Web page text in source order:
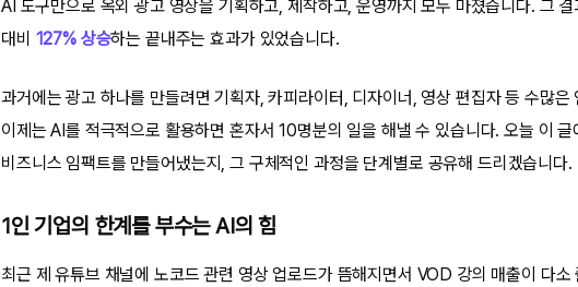
AI 도구만으로 옥외 광고 영상을 기획하고, 제작하고, 운영까지 모두 마쳤습니다. 그
대비 127% 상승하는 끝내주는 효과가 있었습니다.
과거에는 광고 하나를 만들려면 기획자, 카피라이터, 디자이너, 영상 편집자 등 수많
이제는 AI를 적극적으로 활용하면 혼자서 10명분의 일을 해낼 수 있습니다. 오늘 이
비즈니스 임팩트를 만들어냈는지, 그 구체적인 과정을 단계별로 공유해 드리겠습니다.
1인 기업의 한계를 부수는 AI의 힘
최근 제 유튜브 채널에 노코드 관련 영상 업로드가 뜸해지면서 VOD 강의 매출이 다